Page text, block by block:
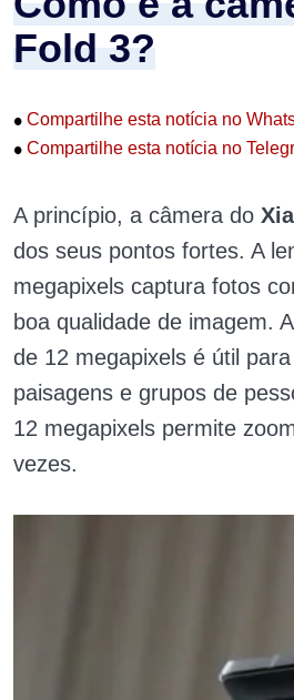
Fold 3?
• Compartilhe esta notícia no
• Compartilhe esta notícia no
A princípio, a câmera do
dos seus pontos fortes. A
megapixels captura fotos
boa qualidade de imagem.
de 12 megapixels é útil
paisagens e grupos de
12 megapixels permite
vezes.